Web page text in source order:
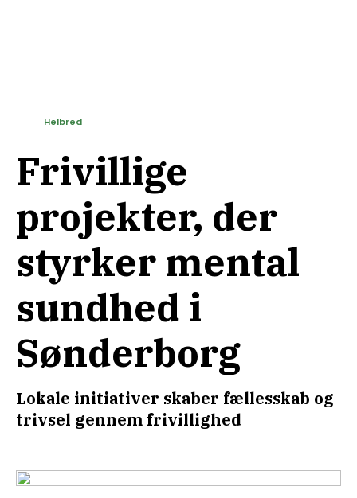
Frivillige
projekter, der
styrker mental
sundhed i
Sønderborg
Lokale initiativer skaber fællesskab og
trivsel gennem frivillighed
Helbred